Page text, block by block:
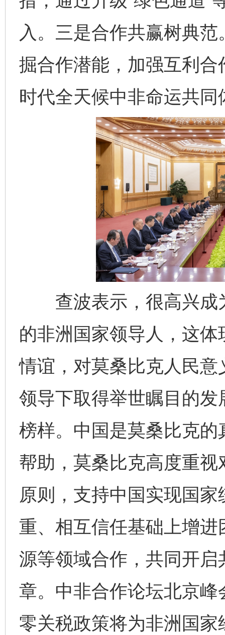
入。三是合作共赢树典
掘合作潜能，加强互利
时代全天候中非命运共同
查波表示，很高兴成
的非洲国家领导人，这
情谊，对莫桑比克人民
领导下取得举世瞩目的
榜样。中国是莫桑比克
帮助，莫桑比克高度重
原则，支持中国实现国
重、相互信任基础上增
源等领域合作，共同开
章。中非合作论坛北京
零关税政策将为非洲国